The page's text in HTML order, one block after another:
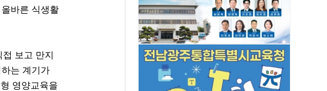
바른 식생활
보고 만지
는 계기가
영양교육을